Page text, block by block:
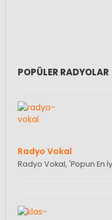
POPÜLER RADYOLAR
Radyo Vokal
Radyo Vokal, 'Popun En